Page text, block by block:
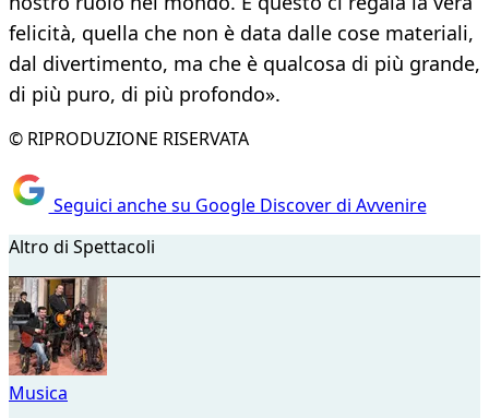
felicità, quella che non è data dalle cose materiali,
dal divertimento, ma che è qualcosa di più grande,
di più puro, di più profondo».
© RIPRODUZIONE RISERVATA
Seguici anche su Google Discover di Avvenire
Altro di Spettacoli
Musica